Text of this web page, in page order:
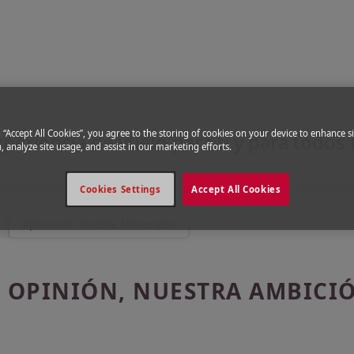
tu confort con el Cliente
de vuelo para ti y para todos
OPINIÓN, NUESTRA
“Accept All Cookies”, you agree to the storing of cookies on your device to enhance
analyze site usage, and assist in our marketing efforts.
Accept All Cookies
Cookies Settings